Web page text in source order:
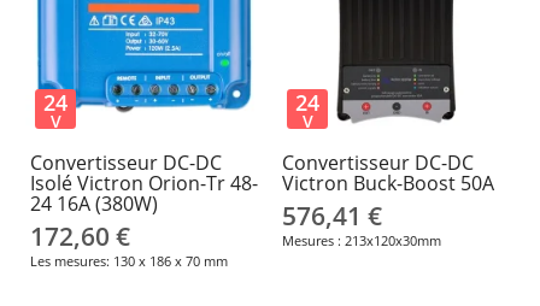
Convertisseur DC-DC
Isolé Victron Orion-Tr 48-
24 16A (380W)
172,60 €
Les mesures: 130 x 186 x 70 mm
24
V
Convertisseur DC-DC
Victron Buck-Boost 50A
576,41 €
Mesures : 213x120x30mm
24
V